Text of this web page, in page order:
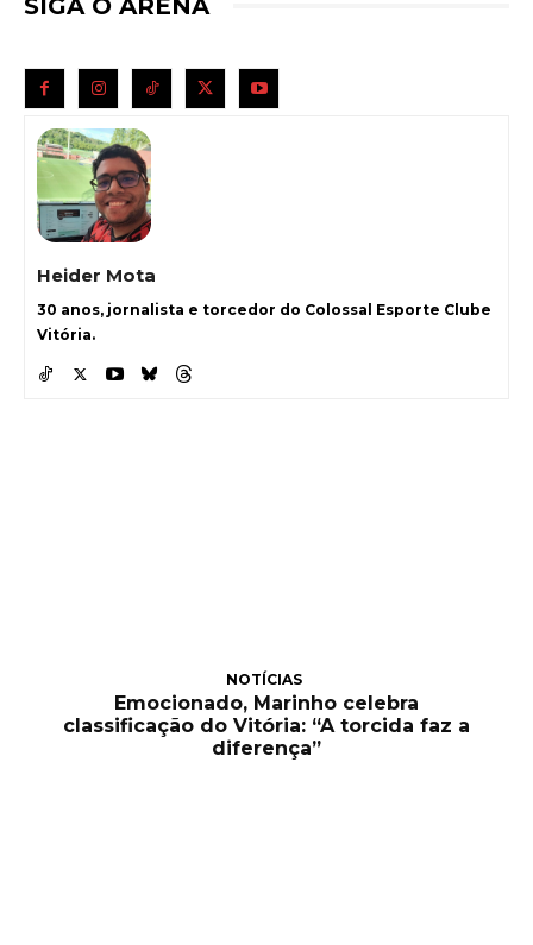
SIGA O ARENA
Heider Mota
30 anos, jornalista e torcedor do Colossal Esporte Clube
Vitória.
NOTÍCIAS
Emocionado, Marinho celebra
classificação do Vitória: “A torcida faz a
diferença”